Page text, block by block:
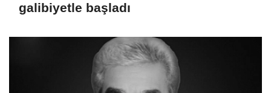
galibiyetle başladı